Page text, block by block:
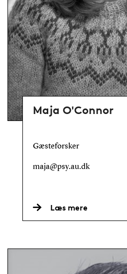
Maja O'Connor
Gæsteforsker
maja@psy.au.dk
Læs mere